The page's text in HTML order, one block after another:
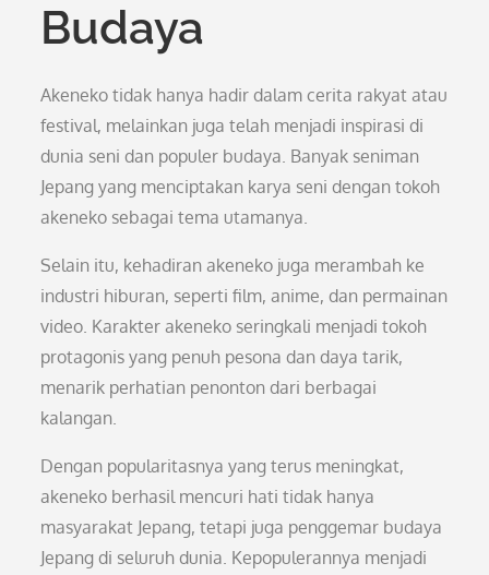
Budaya
Akeneko tidak hanya hadir dalam cerita rakyat atau
festival, melainkan juga telah menjadi inspirasi di
dunia seni dan populer budaya. Banyak seniman
Jepang yang menciptakan karya seni dengan tokoh
akeneko sebagai tema utamanya.
Selain itu, kehadiran akeneko juga merambah ke
industri hiburan, seperti film, anime, dan permainan
video. Karakter akeneko seringkali menjadi tokoh
protagonis yang penuh pesona dan daya tarik,
menarik perhatian penonton dari berbagai
kalangan.
Dengan popularitasnya yang terus meningkat,
akeneko berhasil mencuri hati tidak hanya
masyarakat Jepang, tetapi juga penggemar budaya
Jepang di seluruh dunia. Kepopulerannya menjadi